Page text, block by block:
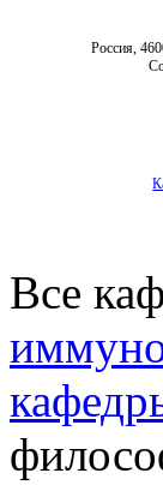
Россия,
Все